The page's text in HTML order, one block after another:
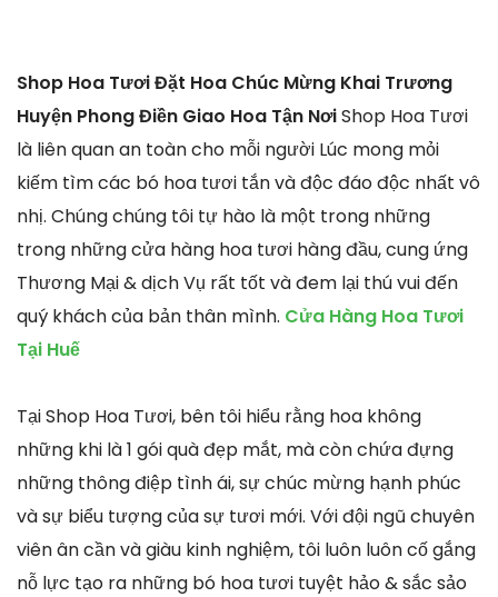
Shop Hoa Tươi Đặt Hoa Chúc Mừng Khai Trương
Huyện Phong Điền Giao Hoa Tận NơiShop Hoa Tươi
là liên quan an toàn cho mỗi người Lúc mong mỏi
kiếm tìm các bó hoa tươi tắn và độc đáo độc nhất vô
nhị. Chúng chúng tôi tự hào là một trong những
trong những cửa hàng hoa tươi hàng đầu, cung ứng
Thương Mại & dịch Vụ rất tốt và đem lại thú vui đến
quý khách của bản thân mình. Cửa Hàng Hoa Tươi
Tại Huế
Tại Shop Hoa Tươi, bên tôi hiểu rằng hoa không
những khi là 1 gói quà đẹp mắt, mà còn chứa đựng
những thông điệp tình ái, sự chúc mừng hạnh phúc
và sự biểu tượng của sự tươi mới. Với đội ngũ chuyên
viên ân cần và giàu kinh nghiệm, tôi luôn luôn cố gắng
nỗ lực tạo ra những bó hoa tươi tuyệt hảo & sắc sảo